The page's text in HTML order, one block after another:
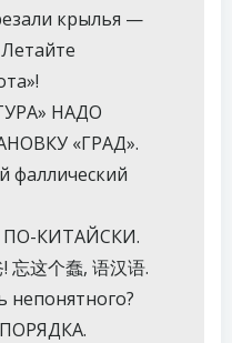
крылья —
НАДО
«ГРАД».
фаллический
КИТАЙСКИ.
忘这个蠢, 语汉语.
непонятного?